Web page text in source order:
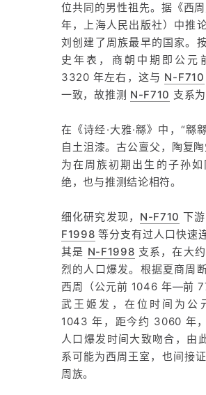
位共同的男性祖先。据《西
年，上海人民出版社）中推
刘创建了周族最早的国家。
史年表，商朝中期即公元
3320 年左右，这与 N-F710
一致，故推测 N-F710 支系
在《诗经·大雅·緜》中，“緜
自土沮漆。古公亶父，陶复
为在周族初期出生的子孙
绝，也与推测结论相符。
细化研究发现， N-F710 下游
F1998 等分支有过人口快速
其是 N-F1998 支系，在大
烈的人口爆发。根据夏商周
西周（公元前 1046 年—前
武王姬发，在位时间为
1043 年，距今约 3060 年
人口爆发时间大致吻合，由
系可能为西周王室，也间接
周族。